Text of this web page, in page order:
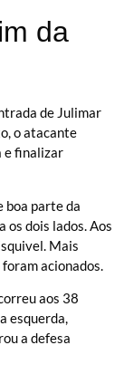
da
de Julimar
o atacante
e finalizar
boa parte da
os dois lados. Aos
Mais
acionados.
aos 38
esquerda,
a defesa